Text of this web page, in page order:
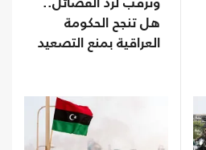
وترقب لرد الفصائل..
هل تنجح الحكومة
العراقية بمنع التصعيد